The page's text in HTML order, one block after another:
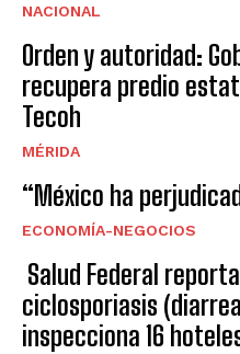
NACIONAL
Orden y autoridad:
recupera predio
Tecoh
MÉRIDA
“México ha
ECONOMÍA-NEGOCIOS
Salud Federal
ciclosporiasis
inspecciona 16